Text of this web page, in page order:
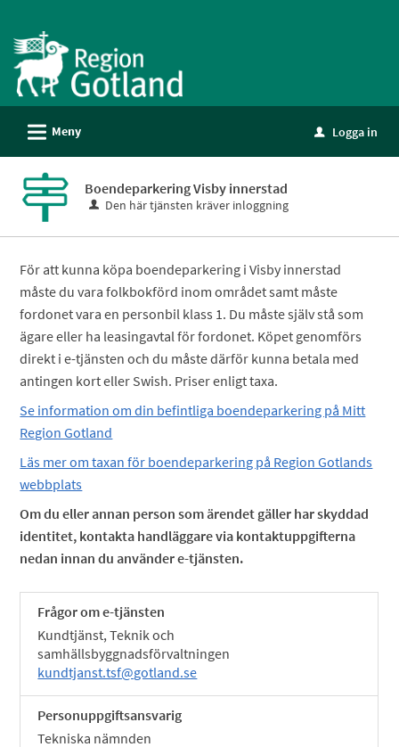
till
tjänster
-
Gotland
L Meny u Logga in
Boendeparkering Visby innerstad
Den här tjänsten kräver inloggning
För att kunna köpa boendeparkering i Visby innerstad
måste du vara folkbokförd inom området samt måste
fordonet vara en personbil klass 1. Du måste själv stå som
ägare eller ha leasingavtal för fordonet. Köpet genomförs
direkt i e-tjänsten och du måste därför kunna betala med
antingen kort eller Swish. Priser enligt taxa.
Se information om din befintliga boendeparkering på Mitt
Region Gotland
Läs mer om taxan för boendeparkering på Region Gotlands
webbplats
Om du eller annan person som ärendet gäller har skyddad
identitet, kontakta handläggare via kontaktuppgifterna
nedan innan du använder e-tjänsten.
Frågor om e-tjänsten
Kundtjänst, Teknik och
samhällsbyggnadsförvaltningen
kundtjanst.tsf@gotland.se
Personuppgiftsansvarig
Tekniska nämnden